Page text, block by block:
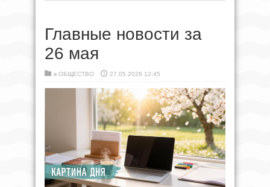
Главные новости за
26 мая
в ОБЩЕСТВО 27.05.2026 12:45